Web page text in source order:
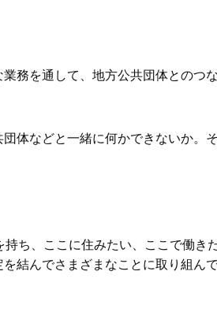
務を通して、地方公共団体とのつ
体などと一緒に何かできないか。
ち、ここに住みたい、ここで働き
結んでさまざまなことに取り組んで